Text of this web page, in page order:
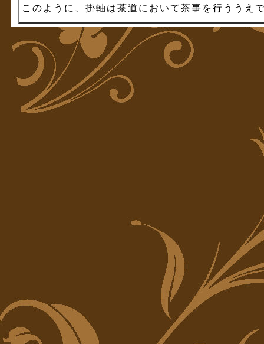
このように、掛軸は茶道において茶事を行ううえ